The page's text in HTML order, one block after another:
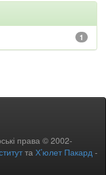
1
права © 2002-
та Х’юлет Пакард -